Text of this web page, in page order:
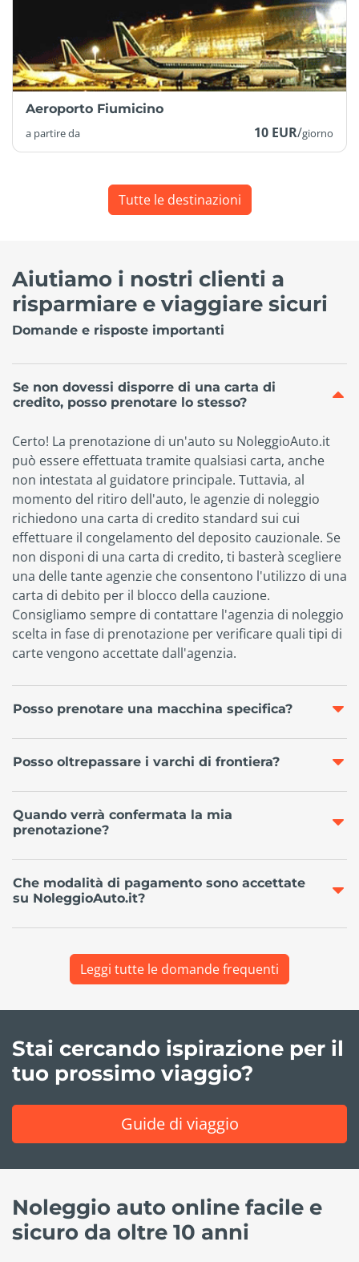
Aeroporto Fiumicino
a partire da 10 EUR/giorno
Tutte le destinazioni
Aiutiamo i nostri clienti a
risparmiare e viaggiare sicuri
Domande e risposte importanti
Se non dovessi disporre di una carta di
credito, posso prenotare lo stesso?
Certo! La prenotazione di un'auto su NoleggioAuto.it
può essere effettuata tramite qualsiasi carta, anche
non intestata al guidatore principale. Tuttavia, al
momento del ritiro dell'auto, le agenzie di noleggio
richiedono una carta di credito standard sui cui
effettuare il congelamento del deposito cauzionale. Se
non disponi di una carta di credito, ti basterà scegliere
una delle tante agenzie che consentono l'utilizzo di una
carta di debito per il blocco della cauzione.
Consigliamo sempre di contattare l'agenzia di noleggio
scelta in fase di prenotazione per verificare quali tipi di
carte vengono accettate dall'agenzia.
Posso prenotare una macchina specifica?
Posso oltrepassare i varchi di frontiera?
Quando verrà confermata la mia
prenotazione?
Che modalità di pagamento sono accettate
su NoleggioAuto.it?
Leggi tutte le domande frequenti
Stai cercando ispirazione per il
tuo prossimo viaggio?
Guide di viaggio
Noleggio auto online facile e
sicuro da oltre 10 anni